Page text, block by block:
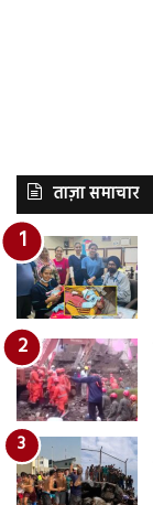
ताज़ा समाचार